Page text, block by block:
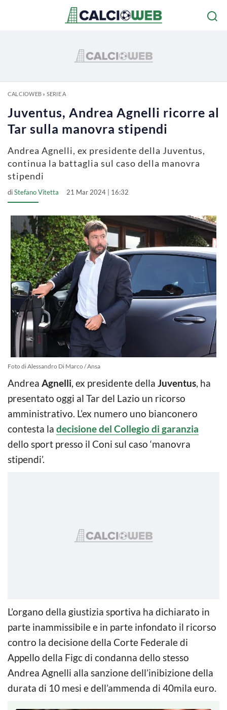
CALCIOWEB» SERIE A
Juventus, Andrea Agnelli ricorre al
Tar sulla manovra stipendi
Andrea Agnelli, ex presidente della Juventus,
continua la battaglia sul caso della manovra
stipendi
diStefano Vitetta 21 Mar 2024 | 16:32
Foto di Alessandro Di Marco / Ansa
Andrea Agnelli, ex presidente della Juventus, ha
presentato oggi al Tar del Lazio un ricorso
amministrativo. L’ex numero uno bianconero
contesta la decisione del Collegio di garanzia
dello sport presso il Coni sul caso ‘manovra
stipendi’.
L’organo della giustizia sportiva ha dichiarato in
parte inammissibile e in parte infondato il ricorso
contro la decisione della Corte Federale di
Appello della Figc di condanna dello stesso
Andrea Agnelli alla sanzione dell’inibizione della
durata di 10 mesi e dell’ammenda di 40mila euro.